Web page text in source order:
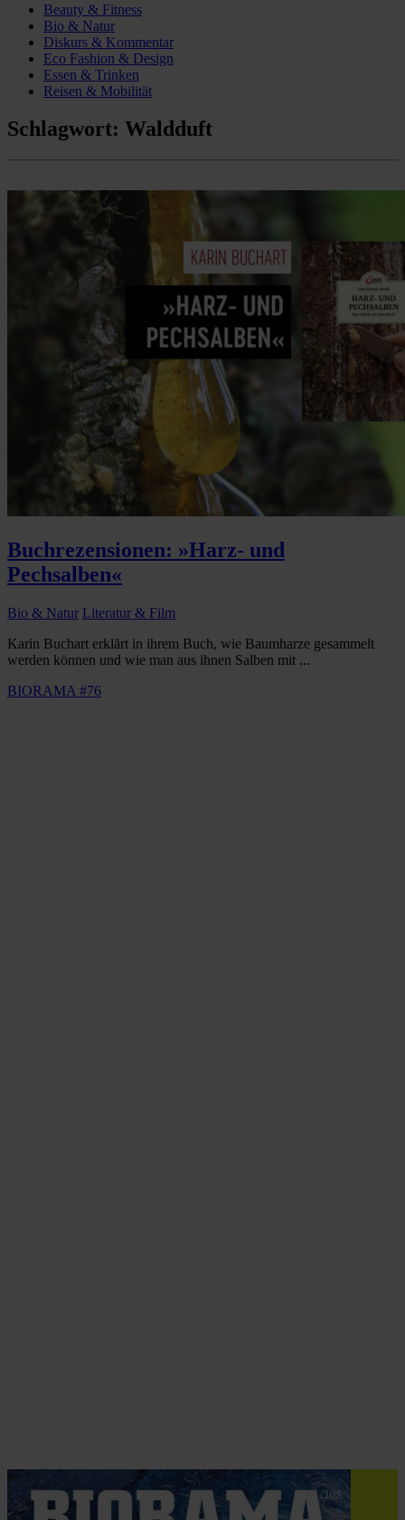
Beauty & Fitness
Bio & Natur
Diskurs & Kommentar
Eco Fashion & Design
Essen & Trinken
Reisen & Mobilität
Schlagwort: Waldduft
Buchrezensionen: »Harz- und
Pechsalben«
Bio & Natur Literatur & Film
Karin Buchart erklärt in ihrem Buch, wie Baumharze gesammelt
werden können und wie man aus ihnen Salben mit ...
BIORAMA #76